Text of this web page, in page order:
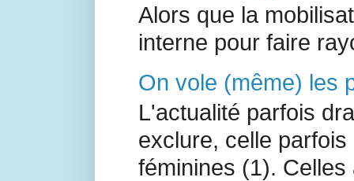
Alors que la
interne pour faire
On vole (même) les
L'actualité parfois
exclure, celle
féminines (1). Celles